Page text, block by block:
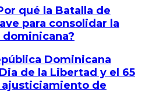
qué la Batalla de
para consolidar la
Dominicana
de la Libertad y el 65
de